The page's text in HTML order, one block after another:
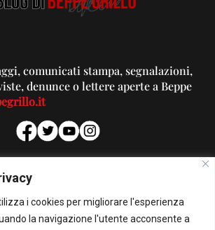
i cookies per migliorare l'esperienza
la navigazione l'utente acconsente a
comunicati stampa, segnalazioni,
denunce o lettere aperte a Beppe
PUBBLICITA'
Per la tua pubblicità su questo Blog:
pubblicita@beppegrillo.it